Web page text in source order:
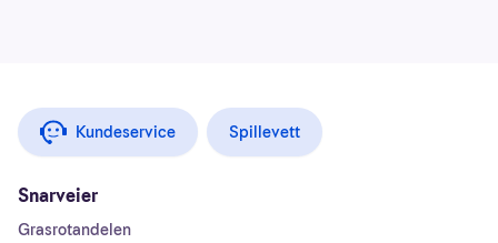
Kundeservice Spillevett
Snarveier
Grasrotandelen